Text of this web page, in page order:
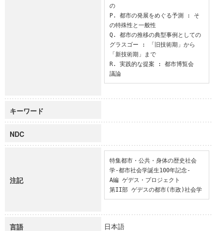
の
P. 都市の発展をめぐる予測 : そ
の特殊性と一般性
Q. 都市の推移の典型事例としての
グラスゴー : 「旧技術期」から
「新技術期」まで
R. 実践的な提案 : 都市博覧会
議論
キーワード
NDC
注記
特集都市・公共・身体の歴史社会
学-都市社会学誕生100年記念-
A編 ゲデス・プロジェクト
第II部 ゲデスの都市(市政)社会学
言語 日本語